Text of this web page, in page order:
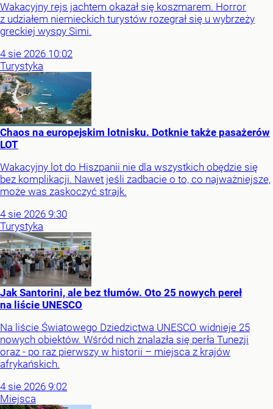
Wakacyjny rejs jachtem okazał się koszmarem. Horror
z udziałem niemieckich turystów rozegrał się u wybrzeży
greckiej wyspy Simi.
4 sie 2026 10:02
Turystyka
Chaos na europejskim lotnisku. Dotknie także pasażerów
LOT
Wakacyjny lot do Hiszpanii nie dla wszystkich obędzie się
bez komplikacji. Nawet jeśli zadbacie o to, co najważniejsze,
może was zaskoczyć strajk.
4 sie 2026 9:30
Turystyka
Jak Santorini, ale bez tłumów. Oto 25 nowych pereł
na liście UNESCO
Na liście Światowego Dziedzictwa UNESCO widnieje 25
nowych obiektów. Wśród nich znalazła się perła Tunezji
oraz - po raz pierwszy w historii – miejsca z krajów
afrykańskich.
4 sie 2026 9:02
Miejsca